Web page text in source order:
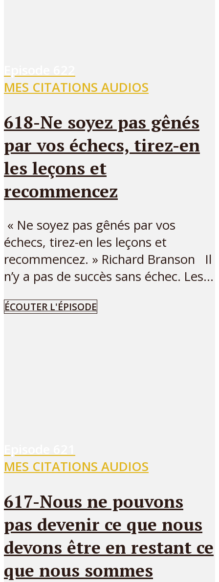
MES CITATIONS AUDIOS
618-Ne soyez pas gênés
par vos échecs, tirez-en
les leçons et
recommencez
« Ne soyez pas gênés par vos
échecs, tirez-en les leçons et
recommencez. » Richard Branson Il
n’y a pas de succès sans échec. Les...
ÉCOUTER L'ÉPISODE
MES CITATIONS AUDIOS
617-Nous ne pouvons
pas devenir ce que nous
devons être en restant ce
que nous sommes